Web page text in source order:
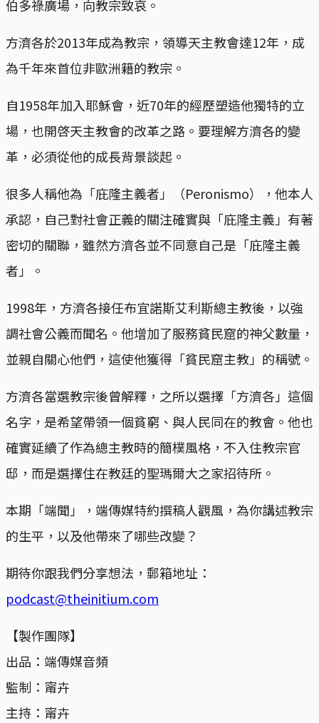
伯多祿廣場，向教宗致哀。
方濟各於2013年成為教宗，領導天主教會達12年，成
為千年來首位非歐洲籍的教宗。
自1958年加入耶穌會，近70年的經歷塑造他獨特的立
場，也開啓天主教會的改革之路。要理解方濟各的變
革，必須從他的成長背景談起。
很多人稱他為「庇隆主義者」（Peronismo），他本人
承認，自己對社會正義的關注確實與「庇隆主義」有著
密切的關聯，雖然方濟各並不同意自己是「庇隆主義
者」。
1998年，方濟各接任布宜諾斯艾利斯總主教後，以強
調社會公義而聞名。他增加了服務貧民窟的神父數量，
並親自關心他們，這使他獲得「貧民窟主教」的稱號。
方濟各當選教宗後曾解釋，之所以選擇「方濟各」這個
名字，是希望帶領一個貧窮、與人民同在的教會。他也
確實延續了作為總主教時的簡樸風格，不入住教宗官
邸，而是選擇住在教廷的聖瑪爾大之家招待所。
本期「端聞」，端傳媒特約撰稿人觀風，為你講述教宗
的生平，以及他帶來了哪些改變？
期待你跟我們分享想法，郵箱地址：
podcast@theinitium.com
【製作團隊】
出品：端傳媒音頻
監制：甯卉
主持：甯卉